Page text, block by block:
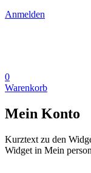
Anmelden
0
Warenkorb
Mein Konto
Kurztext zu den
Widget in Mein